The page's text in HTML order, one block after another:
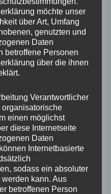
möchte unser
über Art, Umfang
genutzten und
Daten
betroffene Personen
über die ihnen
Verantwortlicher
einen möglichst
diese Internetseite
Daten
Internetbasierte
sodass ein absoluter
kann. Aus
betroffenen Person